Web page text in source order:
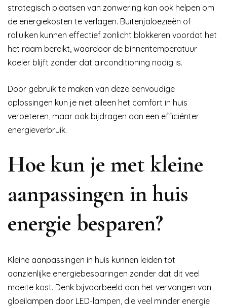
strategisch plaatsen van zonwering kan ook helpen om
de energiekosten te verlagen. Buitenjaloezieën of
rolluiken kunnen effectief zonlicht blokkeren voordat het
het raam bereikt, waardoor de binnentemperatuur
koeler blijft zonder dat airconditioning nodig is.
Door gebruik te maken van deze eenvoudige
oplossingen kun je niet alleen het comfort in huis
verbeteren, maar ook bijdragen aan een efficiënter
energieverbruik.
Hoe kun je met kleine
aanpassingen in huis
energie besparen?
Kleine aanpassingen in huis kunnen leiden tot
aanzienlijke energiebesparingen zonder dat dit veel
moeite kost. Denk bijvoorbeeld aan het vervangen van
gloeilampen door LED-lampen, die veel minder energie